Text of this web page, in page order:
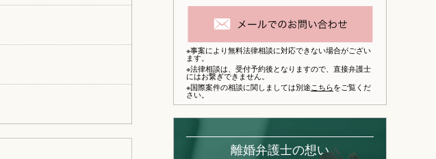
※事案により無料法律相談に対応できない場合がござい
ます。
※法律相談は、 受付予約後となりますので、 直接弁護士
にはお繋ぎできません。
※国際案件の相談に関しましては別途こちらをご覧くだ
さい。
離婚弁護士の想い